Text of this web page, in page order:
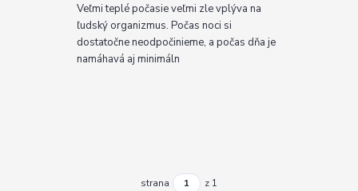
Veľmi teplé počasie veľmi zle vplýva na
ľudský organizmus. Počas noci si
dostatočne neodpočinieme, a počas dňa je
namáhavá aj minimáln
strana z 1